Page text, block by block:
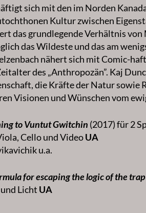
sich mit den im Norden
Kultur zwischen
das grundlegende Verhältnis
das Wildeste und das am
nähert sich mit Comic-
des „Anthropozän”. Kaj
die Kräfte der Natur sowie
Visionen und Wünschen vom
to Vuntut Gwitchin (2017) für 2
Cello und VideoUA
u.a.
for escaping the logic of the trap
Licht UA